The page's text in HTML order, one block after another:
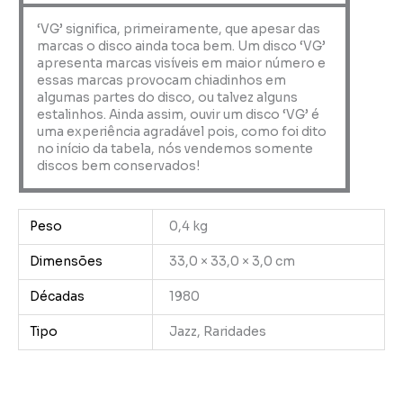
‘VG’ significa, primeiramente, que apesar das
marcas o disco ainda toca bem. Um disco ‘VG’
apresenta marcas visíveis em maior número e
essas marcas provocam chiadinhos em
algumas partes do disco, ou talvez alguns
estalinhos. Ainda assim, ouvir um disco ‘VG’ é
uma experiência agradável pois, como foi dito
no início da tabela, nós vendemos somente
discos bem conservados!
Peso 0,4 kg
Dimensões 33,0 × 33,0 × 3,0 cm
Décadas 1980
Tipo Jazz, Raridades